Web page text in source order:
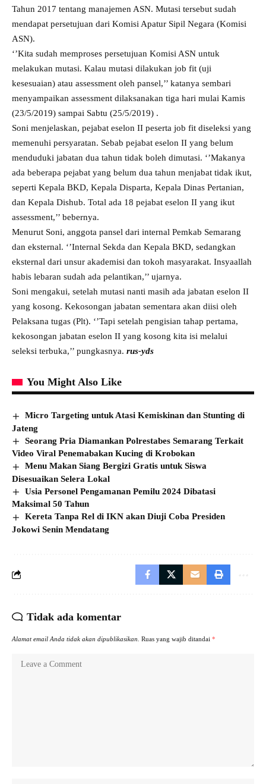
Tahun 2017 tentang manajemen ASN. Mutasi tersebut sudah
mendapat persetujuan dari Komisi Apatur Sipil Negara (Komisi
ASN).
‘’Kita sudah memproses persetujuan Komisi ASN untuk
melakukan mutasi. Kalau mutasi dilakukan job fit (uji
kesesuaian) atau assessment oleh pansel,’’ katanya sembari
menyampaikan assessment dilaksanakan tiga hari mulai Kamis
(23/5/2019) sampai Sabtu (25/5/2019) .
Soni menjelaskan, pejabat eselon II peserta job fit diseleksi yang
memenuhi persyaratan. Sebab pejabat eselon II yang belum
menduduki jabatan dua tahun tidak boleh dimutasi. ‘’Makanya
ada beberapa pejabat yang belum dua tahun menjabat tidak ikut,
seperti Kepala BKD, Kepala Disparta, Kepala Dinas Pertanian,
dan Kepala Dishub. Total ada 18 pejabat eselon II yang ikut
assessment,’’ bebernya.
Menurut Soni, anggota pansel dari internal Pemkab Semarang
dan eksternal. ‘’Internal Sekda dan Kepala BKD, sedangkan
eksternal dari unsur akademisi dan tokoh masyarakat. Insyaallah
habis lebaran sudah ada pelantikan,’’ ujarnya.
Soni mengakui, setelah mutasi nanti masih ada jabatan eselon II
yang kosong. Kekosongan jabatan sementara akan diisi oleh
Pelaksana tugas (Plt). ‘’Tapi setelah pengisian tahap pertama,
kekosongan jabatan eselon II yang kosong kita isi melalui
seleksi terbuka,’’ pungkasnya. rus-yds
You Might Also Like
Micro Targeting untuk Atasi Kemiskinan dan Stunting di
Jateng
Seorang Pria Diamankan Polrestabes Semarang Terkait
Video Viral Penemabakan Kucing di Krobokan
Menu Makan Siang Bergizi Gratis untuk Siswa
Disesuaikan Selera Lokal
Usia Personel Pengamanan Pemilu 2024 Dibatasi
Maksimal 50 Tahun
Kereta Tanpa Rel di IKN akan Diuji Coba Presiden
Jokowi Senin Mendatang
Tidak ada komentar
Alamat email Anda tidak akan dipublikasikan. Ruas yang wajib ditandai *